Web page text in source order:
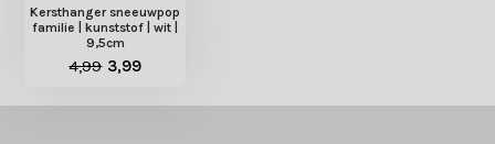
Kersthanger sneeuwpop
familie | kunststof | wit |
9,5cm
4,99 3,99